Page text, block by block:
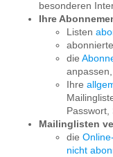
besonderen
Ihre
Listen
die
anpassen,
Ihre
Mailinglisten
die
nicht